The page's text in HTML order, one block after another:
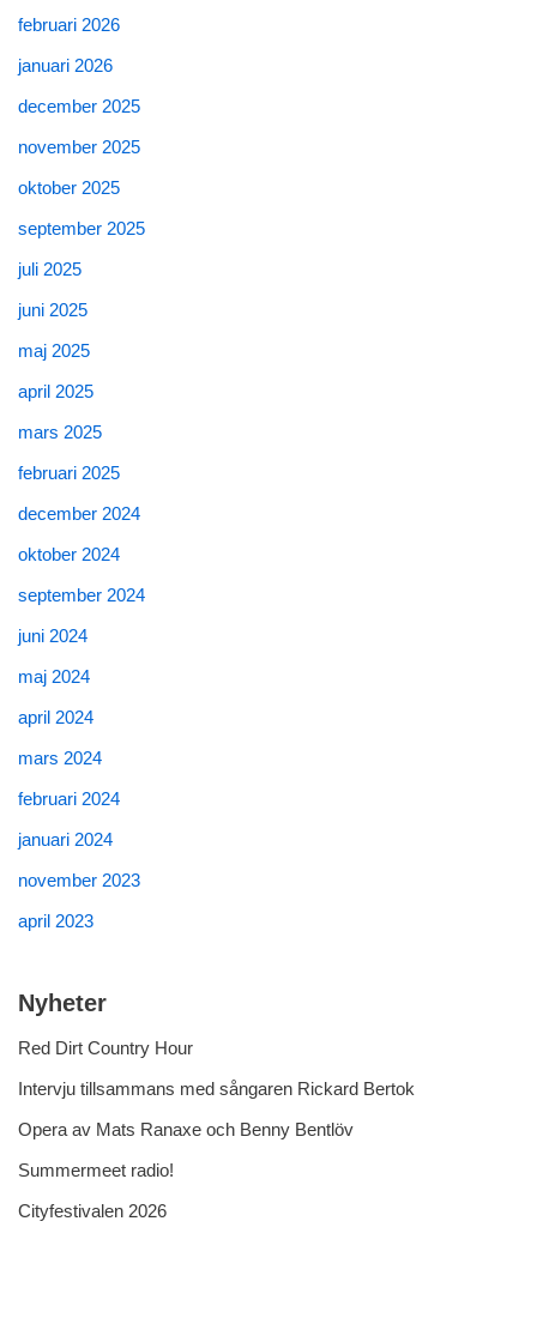
februari 2026
januari 2026
december 2025
november 2025
oktober 2025
september 2025
juli 2025
juni 2025
maj 2025
april 2025
mars 2025
februari 2025
december 2024
oktober 2024
september 2024
juni 2024
maj 2024
april 2024
mars 2024
februari 2024
januari 2024
november 2023
april 2023
Nyheter
Red Dirt Country Hour
Intervju tillsammans med sångaren Rickard Bertok
Opera av Mats Ranaxe och Benny Bentlöv
Summermeet radio!
Cityfestivalen 2026